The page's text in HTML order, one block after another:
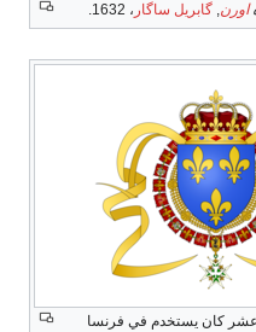
اورن, گابريل ساگار ، 1632.
عشر كان يستخدم في فرنسا